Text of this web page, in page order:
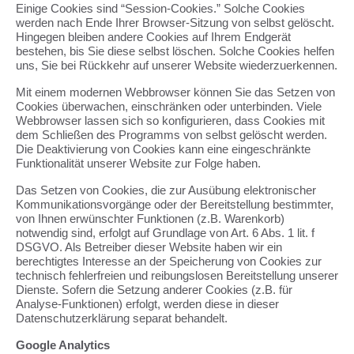
Einige Cookies sind “Session-Cookies.” Solche Cookies
werden nach Ende Ihrer Browser-Sitzung von selbst gelöscht.
Hingegen bleiben andere Cookies auf Ihrem Endgerät
bestehen, bis Sie diese selbst löschen. Solche Cookies helfen
uns, Sie bei Rückkehr auf unserer Website wiederzuerkennen.
Mit einem modernen Webbrowser können Sie das Setzen von
Cookies überwachen, einschränken oder unterbinden. Viele
Webbrowser lassen sich so konfigurieren, dass Cookies mit
dem Schließen des Programms von selbst gelöscht werden.
Die Deaktivierung von Cookies kann eine eingeschränkte
Funktionalität unserer Website zur Folge haben.
Das Setzen von Cookies, die zur Ausübung elektronischer
Kommunikationsvorgänge oder der Bereitstellung bestimmter,
von Ihnen erwünschter Funktionen (z.B. Warenkorb)
notwendig sind, erfolgt auf Grundlage von Art. 6 Abs. 1 lit. f
DSGVO. Als Betreiber dieser Website haben wir ein
berechtigtes Interesse an der Speicherung von Cookies zur
technisch fehlerfreien und reibungslosen Bereitstellung unserer
Dienste. Sofern die Setzung anderer Cookies (z.B. für
Analyse-Funktionen) erfolgt, werden diese in dieser
Datenschutzerklärung separat behandelt.
Google Analytics